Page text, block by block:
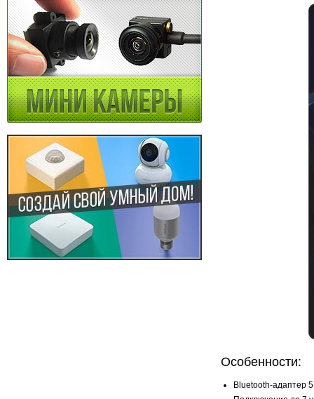
Особенности:
Bluetooth-адаптер